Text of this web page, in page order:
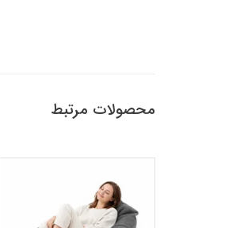
محصولات مرتبط